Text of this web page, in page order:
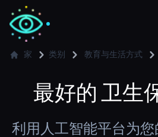
写作者
💻开发者
家 类别 教育与生活方式
最好的卫生
利用人工智能平台为